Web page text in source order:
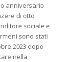
anniversario
di otto
sociale e
sono stati
2023 dopo
nella